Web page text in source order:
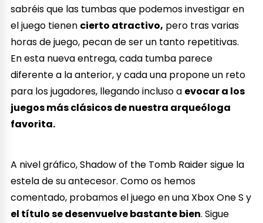
sabréis que las tumbas que podemos investigar en
el juego tienen cierto atractivo, pero tras varias
horas de juego, pecan de ser un tanto repetitivas.
En esta nueva entrega, cada tumba parece
diferente a la anterior, y cada una propone un reto
para los jugadores, llegando incluso a evocar a los
juegos más clásicos de nuestra arqueóloga
favorita.
A nivel gráfico, Shadow of the Tomb Raider sigue la
estela de su antecesor. Como os hemos
comentado, probamos el juego en una Xbox One S y
el título se desenvuelve bastante bien. Sigue